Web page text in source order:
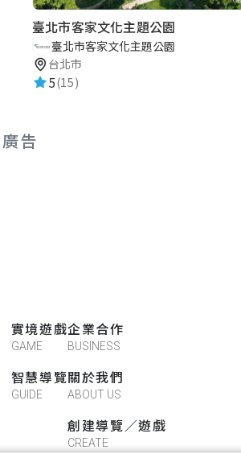
臺北市客家文化主題公園
臺北市客家文化主題公園
台北市
5(15)
廣告
實境遊戲
GAME
智慧導覽
GUIDE
企業合作
BUSINESS
關於我們
ABOUT US
創建導覽／遊戲
CREATE